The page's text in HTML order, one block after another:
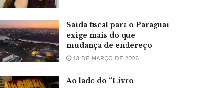
Saída fiscal para o Paraguai
exige mais do que
mudança de endereço
13 DE MARÇO DE 2026
Ao lado do “Livro